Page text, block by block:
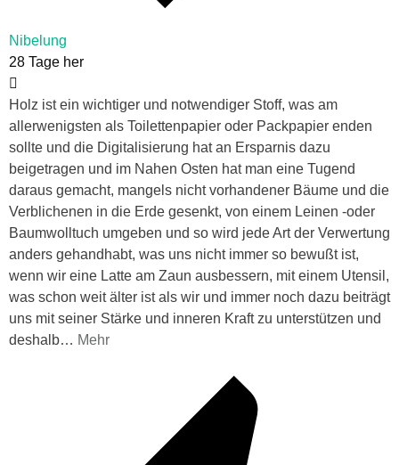
Nibelung
28 Tage her
Holz ist ein wichtiger und notwendiger Stoff, was am
allerwenigsten als Toilettenpapier oder Packpapier enden
sollte und die Digitalisierung hat an Ersparnis dazu
beigetragen und im Nahen Osten hat man eine Tugend
daraus gemacht, mangels nicht vorhandener Bäume und die
Verblichenen in die Erde gesenkt, von einem Leinen -oder
Baumwolltuch umgeben und so wird jede Art der Verwertung
anders gehandhabt, was uns nicht immer so bewußt ist,
wenn wir eine Latte am Zaun ausbessern, mit einem Utensil,
was schon weit älter ist als wir und immer noch dazu beiträgt
uns mit seiner Stärke und inneren Kraft zu unterstützen und
deshalb… Mehr